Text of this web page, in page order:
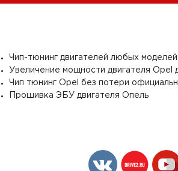
Чип-тюнинг двигателей любых моделей
Увеличение мощности двигателя Opel
Чип тюнинг Opel без потери
Прошивка ЭБУ двигателя Опель